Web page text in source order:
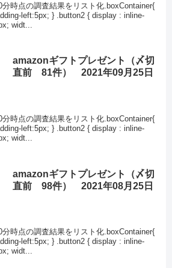
分時点の調査結果をリスト化.boxContainer{
left:5px; } .button2 { display : inline-
widt...
amazonギフトプレゼント（〆切
直前 81件） 2021年09月25日
分時点の調査結果をリスト化.boxContainer{
left:5px; } .button2 { display : inline-
widt...
amazonギフトプレゼント（〆切
直前 98件） 2021年08月25日
時点の調査結果をリスト化.boxContainer{
left:5px; } .button2 { display : inline-
widt...